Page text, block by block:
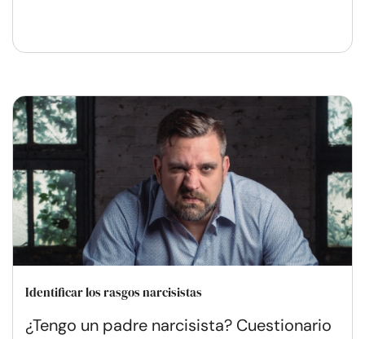
Identificar los rasgos narcisistas
¿Tengo un padre narcisista? Cuestionario